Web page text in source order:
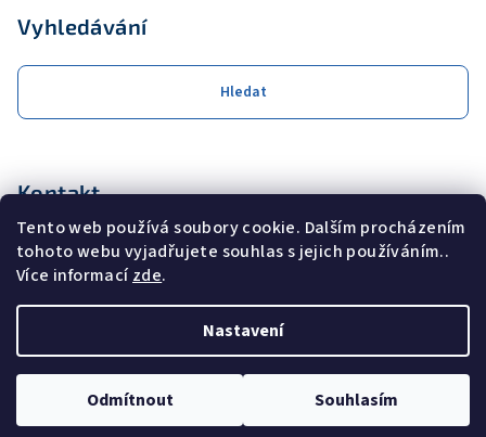
Tento web používá soubory cookie. Dalším procházením
tohoto webu vyjadřujete souhlas s jejich používáním..
Více informacízde.
Nastavení
Odmítnout Souhlasím
Vyhledávání
Hledat
Kontakt
obchod
coolservis.cz
+420608231000
COOL SERVIS s.r.o.
Vytvořil Shoptet